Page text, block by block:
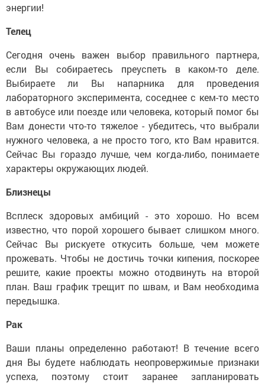
энергии!
Телец
Сегодня очень важен выбор правильного партнера,
если Вы собираетесь преуспеть в каком-то деле.
Выбираете ли Вы напарника для проведения
лабораторного эксперимента, соседнее с кем-то место
в автобусе или поезде или человека, который помог бы
Вам донести что-то тяжелое - убедитесь, что выбрали
нужного человека, а не просто того, кто Вам нравится.
Сейчас Вы гораздо лучше, чем когда-либо, понимаете
характеры окружающих людей.
Близнецы
Всплеск здоровых амбиций - это хорошо. Но всем
известно, что порой хорошего бывает слишком много.
Сейчас Вы рискуете откусить больше, чем можете
прожевать. Чтобы не достичь точки кипения, поскорее
решите, какие проекты можно отодвинуть на второй
план. Ваш график трещит по швам, и Вам необходима
передышка.
Рак
Ваши планы определенно работают! В течение всего
дня Вы будете наблюдать неопровержимые признаки
успеха, поэтому стоит заранее запланировать